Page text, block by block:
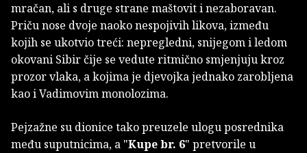
mračan, ali s druge strane maštovit i nezaboravan.
Priču nose dvoje naoko nespojivih likova, između
kojih se ukotvio treći: nepregledni, snijegom i ledom
okovani Sibir čije se vedute ritmično smjenjuju kroz
prozor vlaka, a kojima je djevojka jednako zarobljena
kao i Vadimovim monolozima.
Pejzažne su dionice tako preuzele ulogu posrednika
među suputnicima, a "Kupe br. 6" pretvorile u